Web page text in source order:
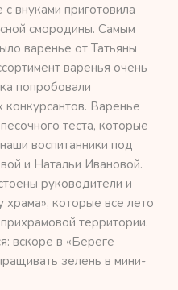
внуками приготовила
смородины. Самым
варенье от Татьяны
варенья очень
попробовали
Варенье
теста, которые
воспитанники под
и Натальи Ивановой.
руководители и
храма», которые все лето
территории.
вскоре в «Береге
зелень в мини-